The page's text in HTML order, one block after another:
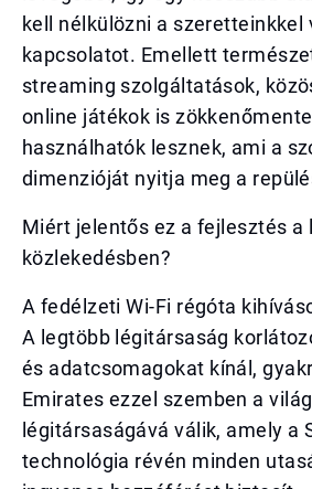
kell nélkülözni a szeretteinkkel
kapcsolatot. Emellett
streaming szolgáltatások,
online játékok is
használhatók lesznek, ami a
dimenzióját nyitja meg a
Miért jelentős ez a fejlesztés a
közlekedésben?
A fedélzeti Wi-Fi régóta
A legtöbb légitársaság
és adatcsomagokat kínál,
Emirates ezzel szemben a
légitársaságává válik, amely a
technológia révén minden